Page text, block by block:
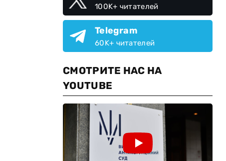
100K+ читателей
Telegram
60K+ читателей
СМОТРИТЕ НАС НА
YOUTUBE